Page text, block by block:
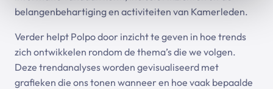
belangenbehartiging en activiteiten van Kamerleden.
Verder helpt Polpo door inzicht te geven in hoe trends
zich ontwikkelen rondom de thema’s die we volgen.
Deze trendanalyses worden gevisualiseerd met
grafieken die ons tonen wanneer en hoe vaak bepaalde